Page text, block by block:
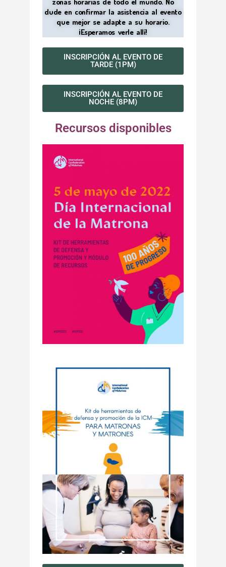
dude en confirmar la asistencia al evento
que mejor se adapte a su horario.
¡Esperamos verle allí!
INSCRIPCIÓN AL EVENTO DE
TARDE (1PM)
INSCRIPCIÓN AL EVENTO DE
NOCHE (8PM)
Recursos disponibles